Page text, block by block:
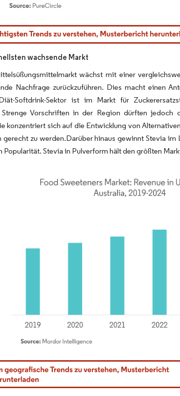
erfordert Namensnennung gemäß CC BY 4.0.
wachsende Markt
wächst mit einer
Nachfrage zurückzuführen. Dies macht einen
Softdrink-Sektor ist im Markt für
Vorschriften in der Region dürften jedoch
konzentriert sich auf die Entwicklung von
gerecht zu werden.Darüber hinaus gewinnt Stevia
Popularität. Stevia in Pulverform hält den größten
erfordert Namensnennung gemäß CC BY 4.0.